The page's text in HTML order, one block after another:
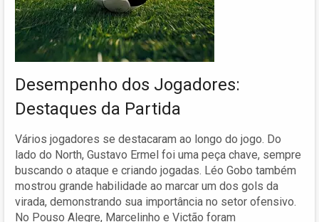
Desempenho dos Jogadores:
Destaques da Partida
Vários jogadores se destacaram ao longo do jogo. Do
lado do North, Gustavo Ermel foi uma peça chave, sempre
buscando o ataque e criando jogadas. Léo Gobo também
mostrou grande habilidade ao marcar um dos gols da
virada, demonstrando sua importância no setor ofensivo.
No Pouso Alegre, Marcelinho e Victão foram